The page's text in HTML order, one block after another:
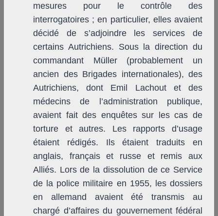
mesures pour le contrôle des
interrogatoires ; en particulier, elles avaient
décidé de s’adjoindre les services de
certains Autrichiens. Sous la direction du
commandant Müller (probablement un
ancien des Brigades internationales), des
Autrichiens, dont Emil Lachout et des
médecins de l’administration publique,
avaient fait des enquêtes sur les cas de
torture et autres. Les rapports d’usage
étaient rédigés. Ils étaient traduits en
anglais, français et russe et remis aux
Alliés. Lors de la dissolution de ce Service
de la police militaire en 1955, les dossiers
en allemand avaient été transmis au
chargé d’affaires du gouvernement fédéral